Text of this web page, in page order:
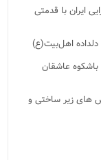
ایران با قدمتی
اهل‌بیت(ع)
عاشقان
های زیر ساختی و